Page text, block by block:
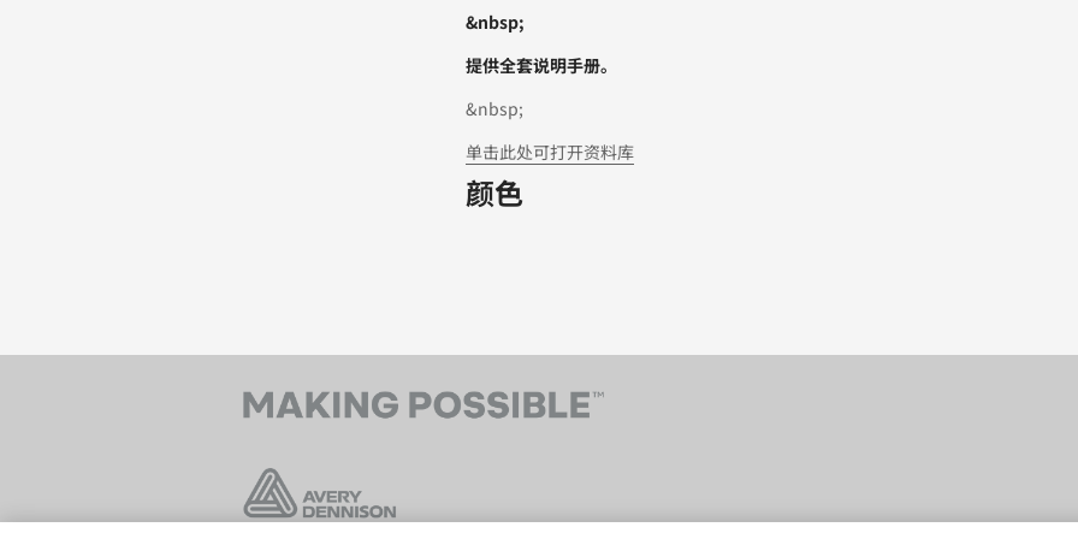
&nbsp;
提供全套说明手册。
&nbsp;
单击此处可打开资料库
颜色